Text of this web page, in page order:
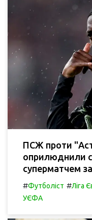
ПСЖ проти
оприлюднили
суперматчем
#Футболіст #Ліга
УЄФА